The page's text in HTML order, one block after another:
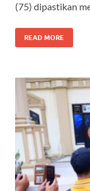
(75) dipastikan
READ MORE